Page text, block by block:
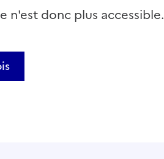
n'est donc plus accessible.